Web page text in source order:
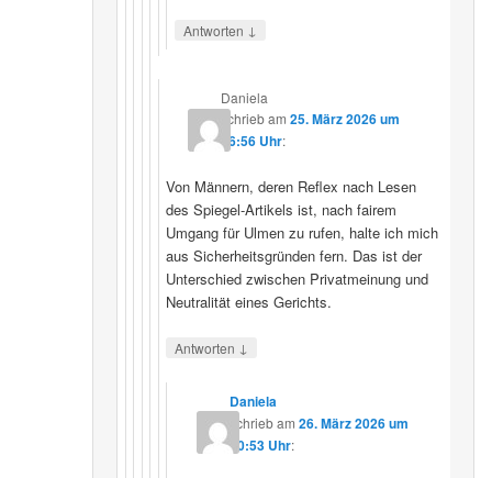
Antworten ↓
Daniela
schriebam25. März 2026 um
16:56 Uhr:
Von Männern, deren Reflex nach Lesen
des Spiegel-Artikels ist, nach fairem
Umgang für Ulmen zu rufen, halte ich mich
aus Sicherheitsgründen fern. Das ist der
Unterschied zwischen Privatmeinung und
Neutralität eines Gerichts.
Antworten ↓
Daniela
schriebam 26. März 2026 um
10:53 Uhr: